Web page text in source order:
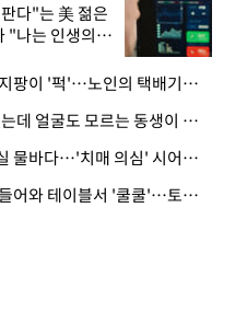
다"는 美 젊은
나는 인생의
· 엘베 문 열리자 지팡이 '퍽'…노인의 택배기사 폭행 이유
· "20년 병수발했는데 얼굴도 모르는 동생이 유산 절반을"…배다른 형제 상속권 있을까
· 냄비 태우고 욕실 물바다…'치매 의심' 시어머니 검사 권유했다가 '날벼락'
· 새벽 식당 몰래 들어와 테이블서 '쿨쿨'…토사물 남기고 사라진 남성